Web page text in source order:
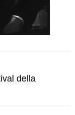
della